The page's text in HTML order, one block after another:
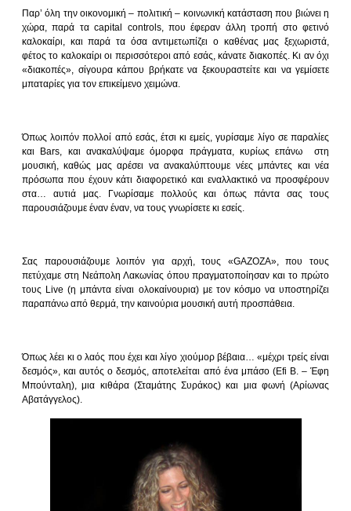
Παρ’ όλη την οικονομική – πολιτική – κοινωνική κατάσταση που βιώνει η
χώρα, παρά τα capital controls, που έφεραν άλλη τροπή στο φετινό
καλοκαίρι, και παρά τα όσα αντιμετωπίζει ο καθένας μας ξεχωριστά,
φέτος το καλοκαίρι οι περισσότεροι από εσάς, κάνατε διακοπές. Κι αν όχι
«διακοπές», σίγουρα κάπου βρήκατε να ξεκουραστείτε και να γεμίσετε
μπαταρίες για τον επικείμενο χειμώνα.
Όπως λοιπόν πολλοί από εσάς, έτσι κι εμείς, γυρίσαμε λίγο σε παραλίες
και Bars, και ανακαλύψαμε όμορφα πράγματα, κυρίως επάνω στη
μουσική, καθώς μας αρέσει να ανακαλύπτουμε νέες μπάντες και νέα
πρόσωπα που έχουν κάτι διαφορετικό και εναλλακτικό να προσφέρουν
στα… αυτιά μας. Γνωρίσαμε πολλούς και όπως πάντα σας τους
παρουσιάζουμε έναν έναν, να τους γνωρίσετε κι εσείς.
Σας παρουσιάζουμε λοιπόν για αρχή, τους «GAZOZA», που τους
πετύχαμε στη Νεάπολη Λακωνίας όπου πραγματοποίησαν και το πρώτο
τους Live (η μπάντα είναι ολοκαίνουρια) με τον κόσμο να υποστηρίζει
παραπάνω από θερμά, την καινούρια μουσική αυτή προσπάθεια.
Όπως λέει κι ο λαός που έχει και λίγο χιούμορ βέβαια… «μέχρι τρείς είναι
δεσμός», και αυτός ο δεσμός, αποτελείται από ένα μπάσο (Efi B. – Έφη
Μπούνταλη), μια κιθάρα (Σταμάτης Συράκος) και μια φωνή (Αρίωνας
Αβατάγγελος).